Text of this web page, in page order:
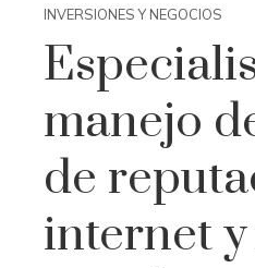
INVERSIONES Y NEGOCIOS
manejo
de
internet